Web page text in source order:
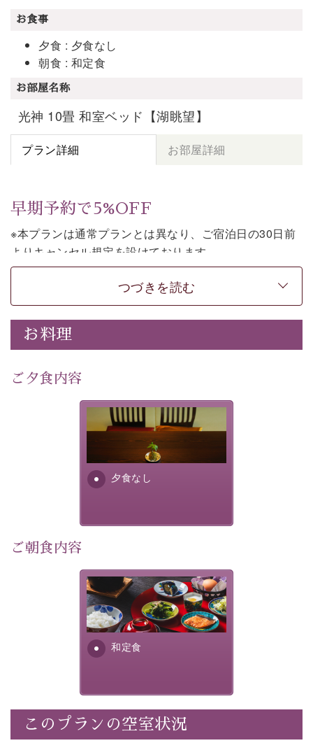
お食事
夕食 : 夕食なし
朝食 : 和定食
お部屋名称
光神 10畳 和室ベッド【湖眺望】
プラン詳細 お部屋詳細
早期予約で5%OFF
※本プランは通常プランとは異なり、ご宿泊日の30日前
よりキャンセル規定を設けております。
※本プランは朝食付きのプランです。2食付きでご利用ご
【公式限定価格】早割プラン（30日前
まで）」をご利用ください。
上諏訪温泉しんゆでは、30日前までのご予約で、5%割
意しております。
諏訪湖の穏やかな景色、心身を解きほぐす温泉、そして
温かいおもてなし。ご滞在を楽しみに待つ日々が旅をよ
り特別なものにしてくれます。
早めのご予約で、お得に癒しのひとときをお過ごしくだ
滞在いただけるよう
30項目以上からなる独自の衛生・消毒プログラムの基、
徹底した衛生管理を行っております。
-------------------------------------------------
・宿泊料金5%OFF
・諏訪大社4社を巡る無料参拝バス（事前予約制）
・館内着をご用意
・就寝用パジャマをご用意
つづきを読む
お料理
ご夕食内容
夕食なし
夕食なしご夕食を追加される
場合は、二食付きのプランを
お選びくださいませ。
ご朝食内容
和定食
さっぱりとした和食膳に使わ
れる食材は、諏訪の名産品を
ふんだんに取り入れ、安心・
安全を心掛けた長野県産...
このプランの空室状況